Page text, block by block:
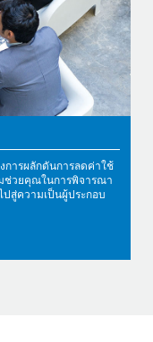
ารผลักดันการลดค่าใช้
ช่วยคุณในการพิจารณา
สู่ความเป็นผู้ประกอบ